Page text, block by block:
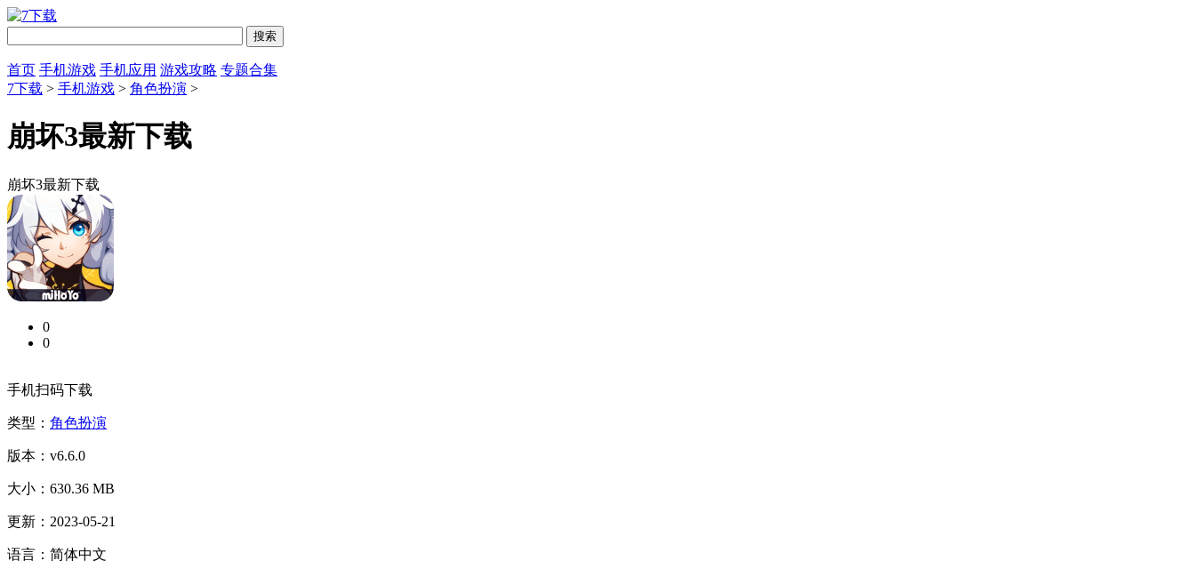
首页 手机游戏 手机应用 游戏攻略 专题合集
7下载 > 手机游戏 > 角色扮演 >
崩坏3最新下载
崩坏3最新下载
0
0
手机扫码下载
类型： 角色扮演
版本：v6.6.0
大小：630.36 MB
更新：2023-05-21
语言：简体中文